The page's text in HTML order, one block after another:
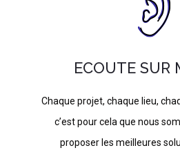
ECOUTE SUR
Chaque projet, chaque lieu,
c’est pour cela que nous
proposer les meilleures